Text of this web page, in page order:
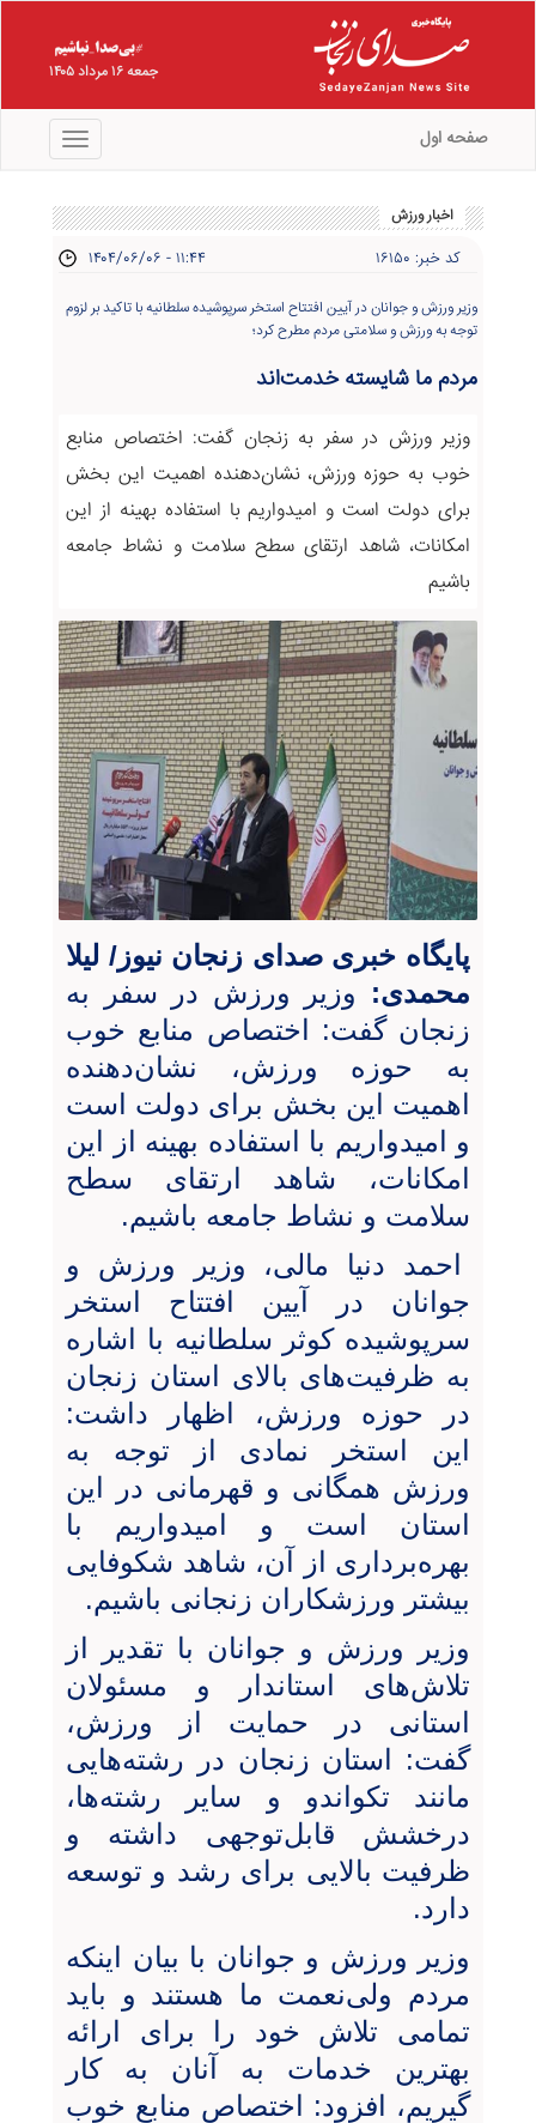
جمعه ۱۶ مرداد ۱۴۰۵
منو صفحه اول
اخبار ورزش
کد خبر: ۱۶۱۵۰ ۱۴۰۴/۰۶/۰۶ - ۱۱:۴۴
وزیر ورزش و جوانان در آیین افتتاح استخر سرپوشیده سلطانیه با تاکید بر لزوم
توجه به ورزش و سلامتی مردم مطرح کرد؛
مردم ما شایسته خدمت‌اند
وزیر ورزش در سفر به زنجان گفت: اختصاص منابع
خوب به حوزه ورزش، نشان‌دهنده اهمیت این بخش
برای دولت است و امیدواریم با استفاده بهینه از این
امکانات، شاهد ارتقای سطح سلامت و نشاط جامعه
باشیم
پایگاه خبری صدای زنجان نیوز/ لیلا
محمدی: وزیر ورزش در سفر به
زنجان گفت: اختصاص منابع خوب
به حوزه ورزش، نشان‌دهنده
اهمیت این بخش برای دولت است
و امیدواریم با استفاده بهینه از این
امکانات، شاهد ارتقای سطح
سلامت و نشاط جامعه باشیم.
احمد دنیا مالی، وزیر ورزش و
جوانان در آیین افتتاح استخر
سرپوشیده کوثر سلطانیه با اشاره
به ظرفیت‌های بالای استان زنجان
در حوزه ورزش، اظهار داشت:
این استخر نمادی از توجه به
ورزش همگانی و قهرمانی در این
استان است و امیدواریم با
بهره‌برداری از آن، شاهد شکوفایی
بیشتر ورزشکاران زنجانی باشیم.
وزیر ورزش و جوانان با تقدیر از
تلاش‌های استاندار و مسئولان
استانی در حمایت از ورزش،
گفت: استان زنجان در رشته‌هایی
مانند تکواندو و سایر رشته‌ها،
درخشش قابل‌توجهی داشته و
ظرفیت بالایی برای رشد و توسعه
دارد.
وزیر ورزش و جوانان با بیان اینکه
مردم ولی‌نعمت ما هستند و باید
تمامی تلاش خود را برای ارائه
بهترین خدمات به آنان به کار
گیریم، افزود: اختصاص منابع خوب